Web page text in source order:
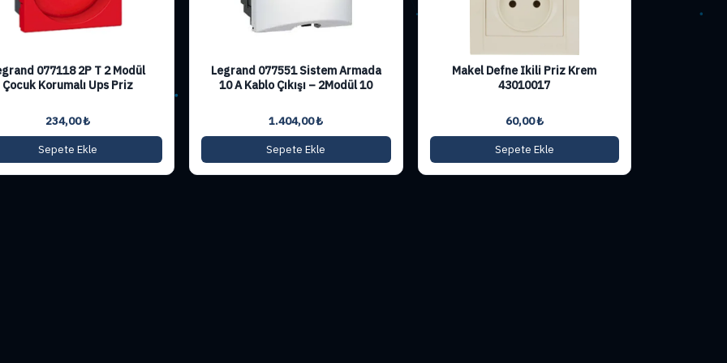
077118 2P T 2 Modül
Çocuk Korumalı Ups Priz
234,00₺
Sepete Ekle
Legrand 077551 Sistem Armada
10 A Kablo Çıkışı – 2Modül 10
1.404,00₺
Sepete Ekle
Makel Defne Ikili Priz Krem
43010017
60,00₺
Sepete Ekle